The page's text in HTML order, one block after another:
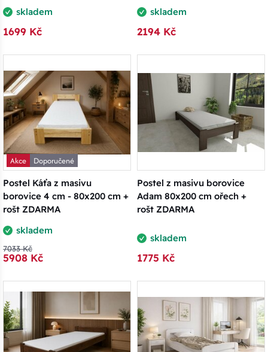
skladem
1699 Kč
skladem
2194 Kč
Akce
Doporučené
Postel Káťa z masivu
borovice 4 cm - 80x200 cm +
rošt ZDARMA
skladem
7033 Kč
5908 Kč
Postel z masivu borovice
Adam 80x200 cm ořech +
rošt ZDARMA
skladem
1775 Kč